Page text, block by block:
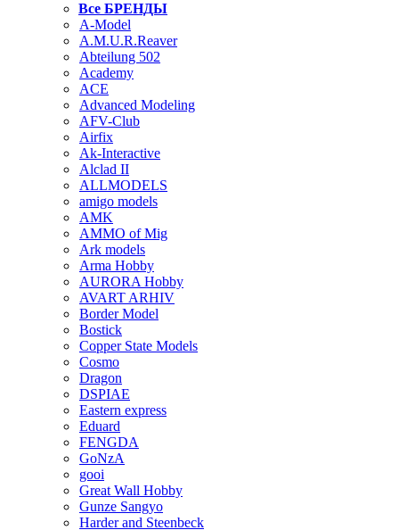
Все БРЕНДЫ
A-Model
A.M.U.R.Reaver
Abteilung 502
Academy
ACE
Advanced Modeling
AFV-Club
Airfix
Ak-Interactive
Alclad II
ALLMODELS
amigo models
AMK
AMMO of Mig
Ark models
Arma Hobby
AURORA Hobby
AVART ARHIV
Border Model
Bostick
Copper State Models
Cosmo
Dragon
DSPIAE
Eastern express
Eduard
FENGDA
GoNzA
gooi
Great Wall Hobby
Gunze Sangyo
Harder and Steenbeck